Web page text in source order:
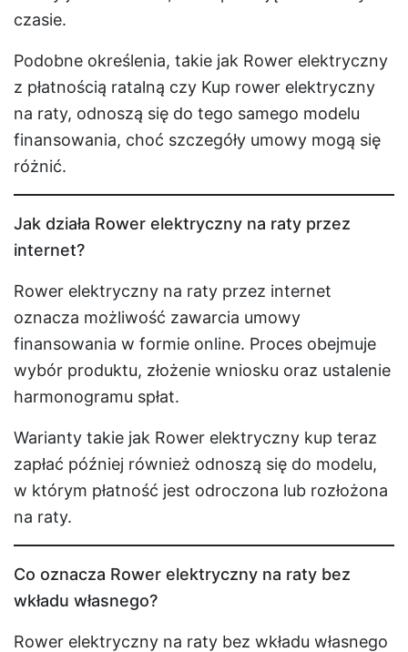
czasie.
Podobne określenia, takie jak Rower elektryczny
z płatnością ratalną czy Kup rower elektryczny
na raty, odnoszą się do tego samego modelu
finansowania, choć szczegóły umowy mogą się
różnić.
Jak działa Rower elektryczny na raty przez
internet?
Rower elektryczny na raty przez internet
oznacza możliwość zawarcia umowy
finansowania w formie online. Proces obejmuje
wybór produktu, złożenie wniosku oraz ustalenie
harmonogramu spłat.
Warianty takie jak Rower elektryczny kup teraz
zapłać później również odnoszą się do modelu,
w którym płatność jest odroczona lub rozłożona
na raty.
Co oznacza Rower elektryczny na raty bez
wkładu własnego?
Rower elektryczny na raty bez wkładu własnego